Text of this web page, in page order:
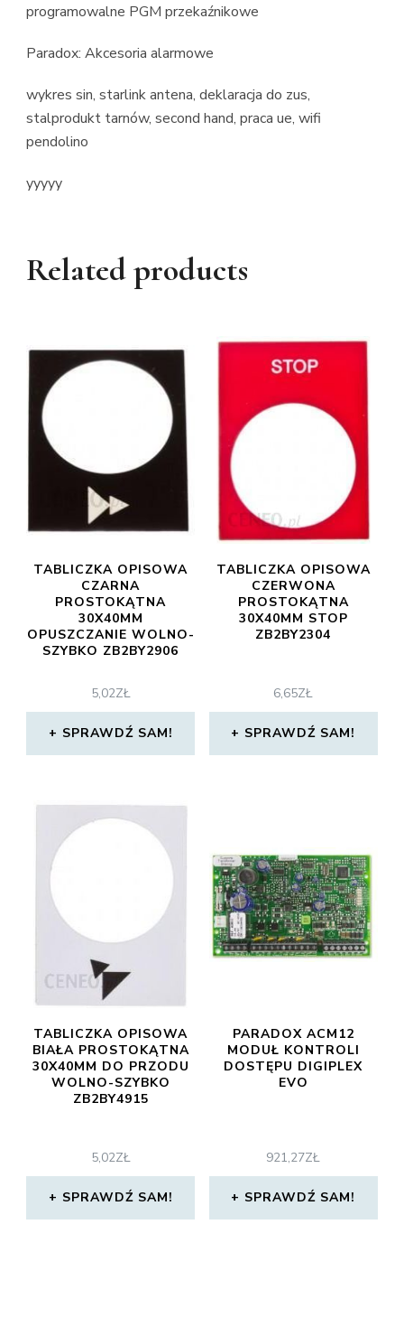
programowalne PGM przekaźnikowe
Paradox: Akcesoria alarmowe
wykres sin, starlink antena, deklaracja do zus,
stalprodukt tarnów, second hand, praca ue, wifi
pendolino
yyyyy
Related products
TABLICZKA OPISOWA
CZARNA
PROSTOKĄTNA
30X40MM
OPUSZCZANIE WOLNO-
SZYBKO ZB2BY2906
5,02ZŁ
SPRAWDŹ SAM!
TABLICZKA OPISOWA
CZERWONA
PROSTOKĄTNA
30X40MM STOP
ZB2BY2304
6,65ZŁ
SPRAWDŹ SAM!
TABLICZKA OPISOWA
BIAŁA PROSTOKĄTNA
30X40MM DO PRZODU
WOLNO-SZYBKO
ZB2BY4915
5,02ZŁ
SPRAWDŹ SAM!
PARADOX ACM12
MODUŁ KONTROLI
DOSTĘPU DIGIPLEX
EVO
921,27ZŁ
SPRAWDŹ SAM!